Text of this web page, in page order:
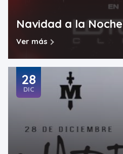
Navidad a la Noche
Ver más
28
DIC